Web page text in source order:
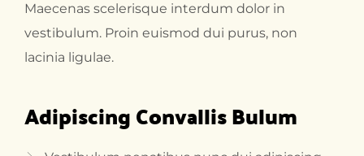
Maecenas scelerisque interdum dolor in
vestibulum. Proin euismod dui purus, non
lacinia ligulae.
Adipiscing Convallis Bulum